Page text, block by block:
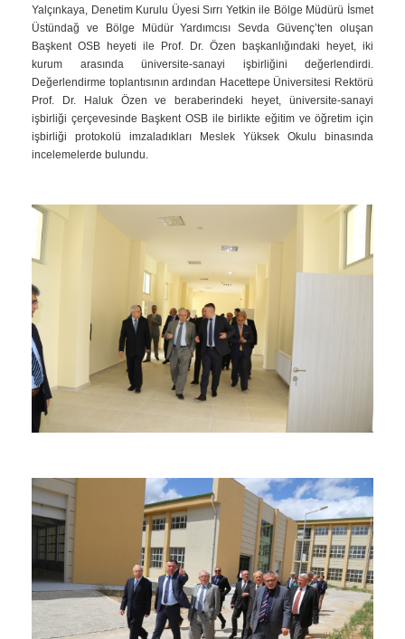
Yalçınkaya, Denetim Kurulu Üyesi Sırrı Yetkin ile Bölge Müdürü İsmet
Üstündağ ve Bölge Müdür Yardımcısı Sevda Güvenç’ten oluşan
Başkent OSB heyeti ile Prof. Dr. Özen başkanlığındaki heyet, iki
kurum arasında üniversite-sanayi işbirliğini değerlendirdi.
Değerlendirme toplantısının ardından Hacettepe Üniversitesi Rektörü
Prof. Dr. Haluk Özen ve beraberindeki heyet, üniversite-sanayi
işbirliği çerçevesinde Başkent OSB ile birlikte eğitim ve öğretim için
işbirliği protokolü imzaladıkları Meslek Yüksek Okulu binasında
incelemelerde bulundu.